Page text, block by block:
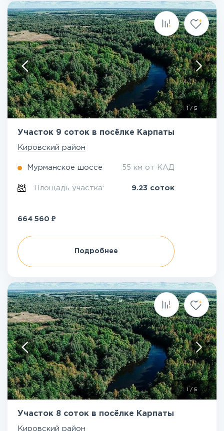
/ 5
Участок 9 соток в посёлке Карпаты
Кировский район
Мурманское шоссе 55 км от КАД
Площадь участка: 9.23 соток
664 560 ₽
Подробнее
/ 5
Участок 8 соток в посёлке Карпаты
Кировский район